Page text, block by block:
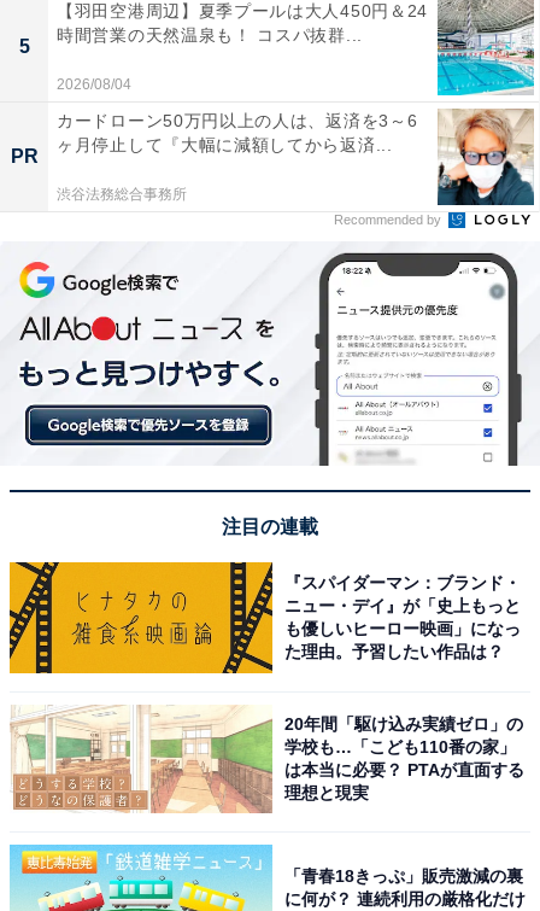
柏原市「玉手山公園ふれあいパーク」は入園無
料！ 展望台から世界遺産・百舌鳥古市古墳群をパ
ノラマで一望
冒険の広場「大型木製アスレチック風遊具」（画像出典：柏原市公式サイ
ト）
は、総面積約6万8000㎡（約2万坪）の広大な自然に囲ま
れた市立公園です。1999年のオープン以来、メイン広
5
【羽田空港周辺】夏季プールは大人450円＆24
時間営業の天然温泉も！ コスパ抜群...
2026/08/04
PR
カードローン50万円以上の人は、返済を3～6
ヶ月停止して『大幅に減額してから返済...
渋谷法務総合事務所
Recommended by
注目の連載
『スパイダーマン：ブランド・
ニュー・デイ』が「史上もっと
も優しいヒーロー映画」になっ
た理由。予習したい作品は？
20年間「駆け込み実績ゼロ」の
学校も…「こども110番の家」
は本当に必要？ PTAが直面する
理想と現実
「青春18きっぷ」販売激減の裏
に何が？ 連続利用の厳格化だけ